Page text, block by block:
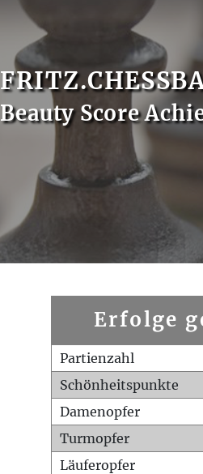
Beauty Score
Erfolge
Partienzahl
Schönheitspunkte
Damenopfer
Turmopfer
Läuferopfer